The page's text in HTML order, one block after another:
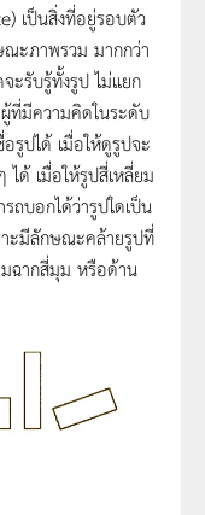
เป็นสิ่งที่อยู่รอบตัว
ะภาพรวม มากกว่า
ะรับรู้ทั้งรูป ไม่แยก
ที่มีความคิดในระดับ
รูปได้ เมื่อให้ดูรูปจะ
ด้ เมื่อให้รูปสี่เหลี่ยม
ถบอกได้ว่ารูปใดเป็น
าะมีลักษณะคล้ายรูปที่
ฉากสี่มุม หรือด้าน